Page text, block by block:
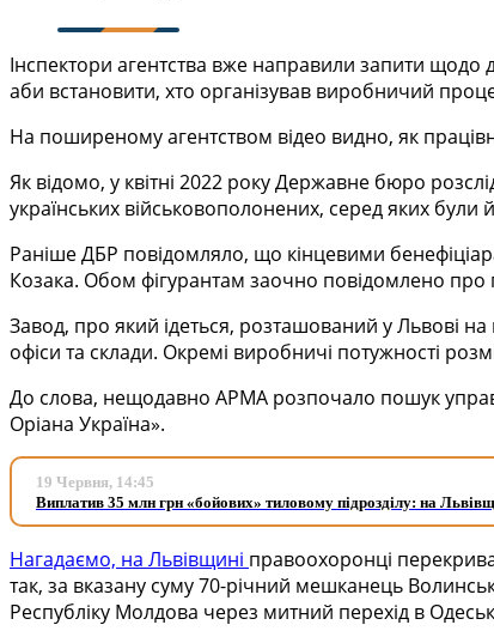
Інспектори агентства вже направили запити щодо
аби встановити, хто організував виробничий
На поширеному агентством відео видно, як
Як відомо, у квітні 2022 року Державне бюро
українських військовополонених, серед яких були
Раніше ДБР повідомляло, що кінцевими
Козака. Обом фігурантам заочно повідомлено про
Завод, про який ідеться, розташований у Львові
офіси та склади. Окремі виробничі потужності
До слова, нещодавно АРМА розпочало пошук
Оріана Україна».
19 Червня, 14:45
Виплатив 35 млн грн «бойових» тиловому підрозділу: на
Нагадаємо, на Львівщині правоохоронці
так, за вказану суму 70-річний мешканець
Республіку Молдова через митний перехід в